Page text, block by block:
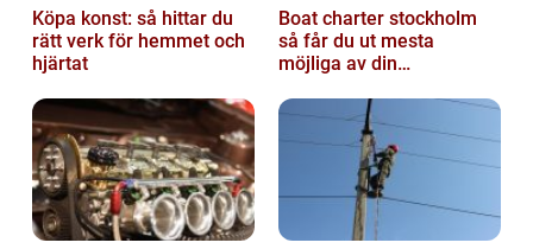
Köpa konst: så hittar du
rätt verk för hemmet och
hjärtat
Boat charter stockholm
så får du ut mesta
möjliga av din